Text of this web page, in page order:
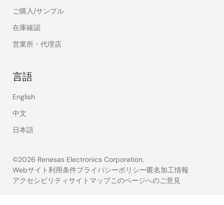
ご購入/サンプル
在庫確認
営業所・代理店
言語
English
中文
日本語
©2026 Renesas Electronics Corporation.
Legal
Webサイト利用条件プライバシーポリシー匿名加工情報
アクセシビリティサイトマップこのページへのご意見